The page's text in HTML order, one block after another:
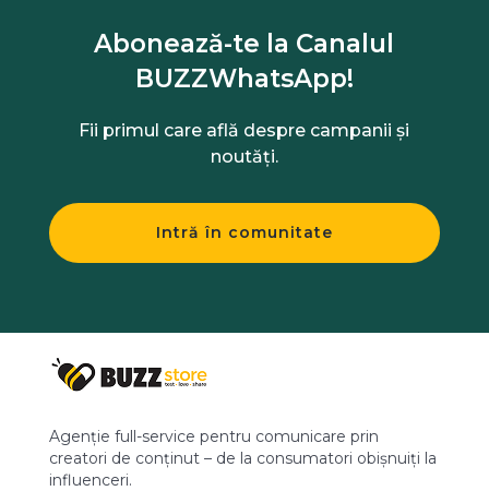
Abonează-te la Canalul
BUZZWhatsApp!
Fii primul care află despre campanii și
noutăți.
Intră în comunitate
Agenție full-service pentru comunicare prin
creatori de conținut – de la consumatori obișnuiți la
influenceri.